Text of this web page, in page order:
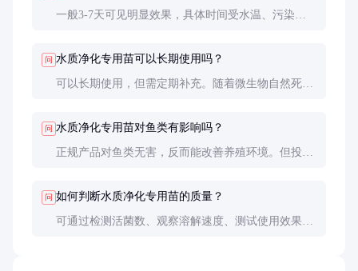
一般3-7天可见明显效果，具体时间受水温、污染程
问 水质净化专用苗可以长期使用吗？
可以长期使用，但需定期补充。随着微生物自然死亡
问 水质净化专用苗对鱼类有影响吗？
正规产品对鱼类无害，反而能改善养殖环境。但投放
问 如何判断水质净化专用苗的质量？
可通过检测活菌数、观察溶解速度、测试使用效果等